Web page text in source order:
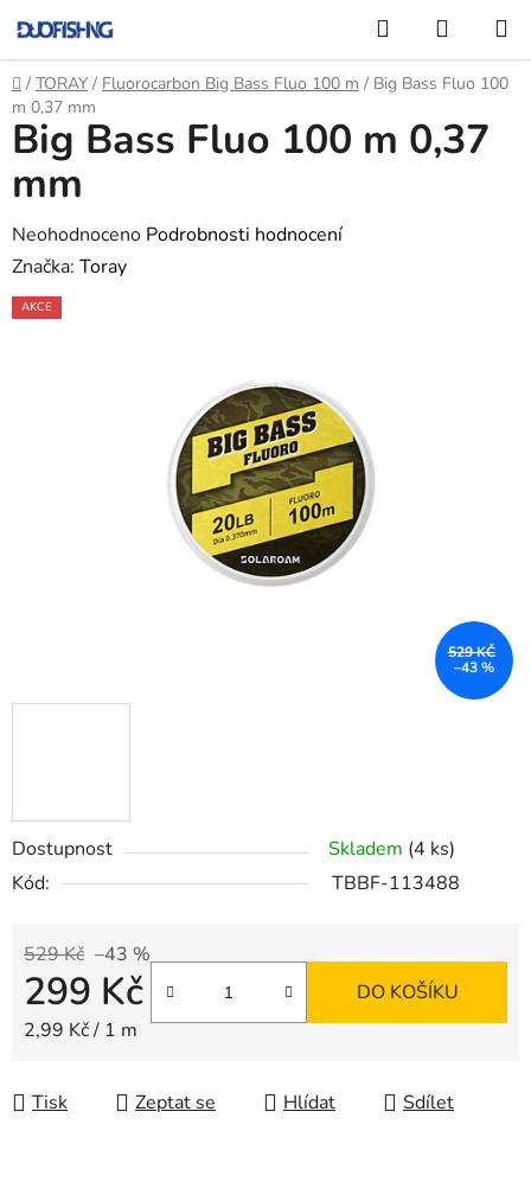
na
obsah
Hledat
KOŠÍK
Domů
/ TORAY / Fluorocarbon Big Bass Fluo 100 m / Big Bass Fluo 100
m 0,37 mm
Dostupnost Skladem (4 ks)
Kód:
TBBF-113488
529 Kč –43 %
299 Kč
Měrná cena:
2,99 Kč / 1 m
DO KOŠÍKU
Tisk Zeptat se Hlídat Sdílet
Big Bass Fluo 100 m 0,37
mm
Průměrné
hodnocení
produktu
Neohodnoceno Podrobnosti hodnocení
Značka: Toray
AKCE
529 KČ
–43 %